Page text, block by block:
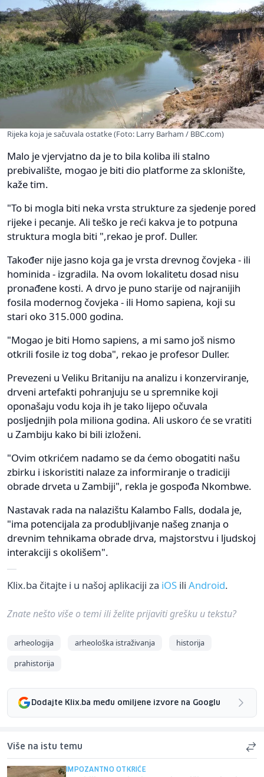
Rijeka koja je sačuvala ostatke (Foto: Larry Barham / BBC.com)
Malo je vjervjatno da je to bila koliba ili stalno
prebivalište, mogao je biti dio platforme za sklonište,
kaže tim.
"To bi mogla biti neka vrsta strukture za sjedenje pored
rijeke i pecanje. Ali teško je reći kakva je to potpuna
struktura mogla biti ",rekao je prof. Duller.
Također nije jasno koja ga je vrsta drevnog čovjeka - ili
hominida - izgradila. Na ovom lokalitetu dosad nisu
pronađene kosti. A drvo je puno starije od najranijih
fosila modernog čovjeka - ili Homo sapiena, koji su
stari oko 315.000 godina.
"Mogao je biti Homo sapiens, a mi samo još nismo
otkrili fosile iz tog doba", rekao je profesor Duller.
Prevezeni u Veliku Britaniju na analizu i konzerviranje,
drveni artefakti pohranjuju se u spremnike koji
oponašaju vodu koja ih je tako lijepo očuvala
posljednjih pola miliona godina. Ali uskoro će se vratiti
u Zambiju kako bi bili izloženi.
"Ovim otkrićem nadamo se da ćemo obogatiti našu
zbirku i iskoristiti nalaze za informiranje o tradiciji
obrade drveta u Zambiji", rekla je gospođa Nkombwe.
Nastavak rada na nalazištu Kalambo Falls, dodala je,
"ima potencijala za produbljivanje našeg znanja o
drevnim tehnikama obrade drva, majstorstvu i ljudskoj
interakciji s okolišem".
Klix.ba čitajte i u našoj aplikaciji za iOS ili Android.
Znate nešto više o temi ili želite prijaviti grešku u tekstu?
arheologija arheološka istraživanja
historija
prahistorija
Dodajte Klix.ba među omiljene izvore na Googlu
Više na istu temu
IMPOZANTNO OTKRIĆE